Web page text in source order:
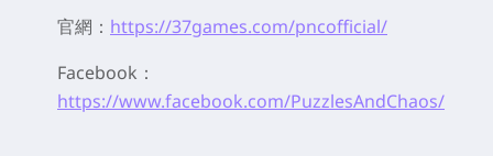
官網： https://37games.com/pncofficial/
Facebook：
https://www.facebook.com/PuzzlesAndChaos/